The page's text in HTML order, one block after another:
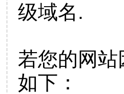
级域名.
若您的网
如下：